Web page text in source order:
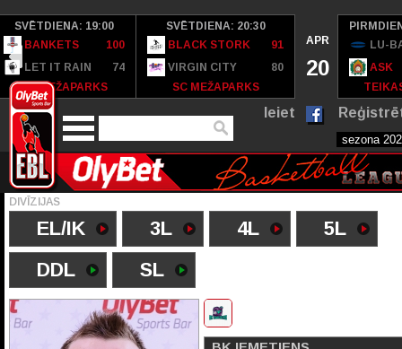
SVĒTDIENA: 19:00
BANKETS
100
LET IT RAIN
74
SC MEŽAPARKS
SVĒTDIENA: 20:30
BLACK STORK
91
VIRGIN CITY
80
SC MEŽAPARKS
APR
20
LU-
ASK
Ieiet
DIVĪZIJAS
EL/IK 3L 4L
5L
DDL
SL